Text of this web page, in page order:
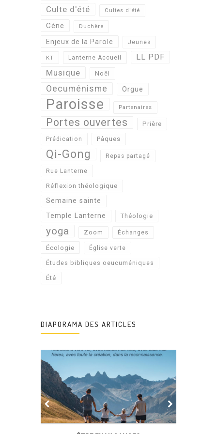
Culte d'été Cultes d'été
Cène Duchère
Enjeux de la Parole Jeunes
KT Lanterne Accueil LL PDF
Musique Noël
Oecuménisme Orgue
Paroisse Partenaires
Portes ouvertes Prière
Prédication Pâques
Qi-Gong Repas partagé
Rue Lanterne
Réflexion théologique
Semaine sainte
Temple Lanterne
Théologie
yoga Zoom Échanges
Écologie Église verte
Études bibliques oeucuméniques
Été
DIAPORAMA DES ARTICLES